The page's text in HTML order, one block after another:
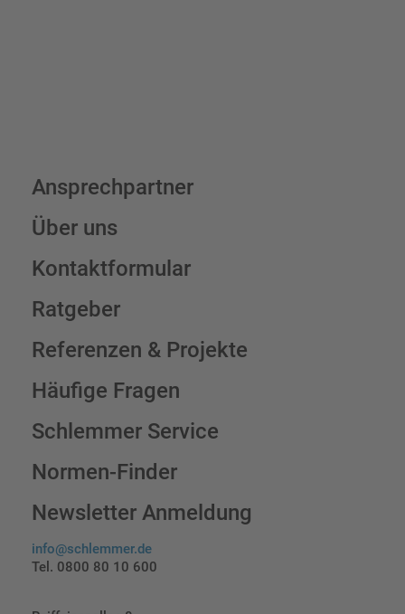
Ansprechpartner
Über uns
Kontaktformular
Ratgeber
Referenzen & Projekte
Häufige Fragen
Schlemmer Service
Normen-Finder
Newsletter Anmeldung
info@schlemmer.de
Tel. 0800 80 10 600